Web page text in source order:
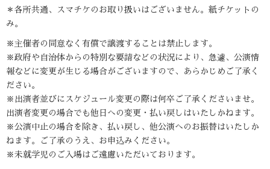
＊各所共通、スマチケのお取り扱いはございません。紙チケットの
み。
※主催者の同意なく有償で譲渡することは禁止します。
※政府や自治体からの特別な要請などの状況により、急遽、公演情
報などに変更が生じる場合がございますので、あらかじめご了承く
ださい。
※出演者並びにスケジュール変更の際は何卒ご了承くださいませ。
出演者変更の場合でも他日への変更・払い戻しはいたしかねます。
※公演中止の場合を除き、払い戻し、他公演へのお振替はいたしか
ねます。ご了承のうえ、お申込みください。
※未就学児のご入場はご遠慮いただいております。